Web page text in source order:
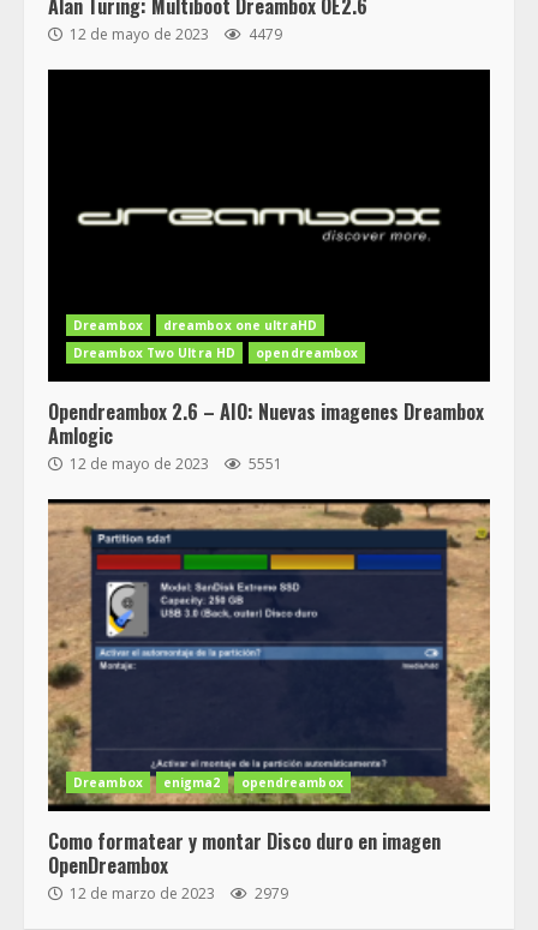
Alan Turing: Multiboot Dreambox OE2.6
12 de mayo de 2023 4479
Dreambox
dreambox one ultraHD
Dreambox Two Ultra HD
opendreambox
Opendreambox 2.6 – AIO: Nuevas imagenes Dreambox
Amlogic
12 de mayo de 2023 5551
Dreambox enigma2 opendreambox
Como formatear y montar Disco duro en imagen
OpenDreambox
12 de marzo de 2023 2979